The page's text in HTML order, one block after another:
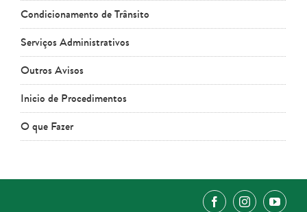
Condicionamento de Trânsito
Serviços Administrativos
Outros Avisos
Inicio de Procedimentos
O que Fazer